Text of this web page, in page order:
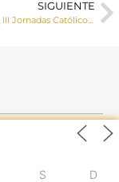
SIGUIENTE
El 22 de junio, III Jornadas Católicos y Vida Pública “Comunicar la fe hoy” organizadas por la ACdP
S D